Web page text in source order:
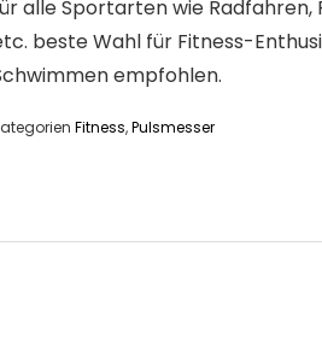
alle Sportarten wie Radfahren,
beste Wahl für Fitness-
empfohlen.
Fitness,Pulsmesser